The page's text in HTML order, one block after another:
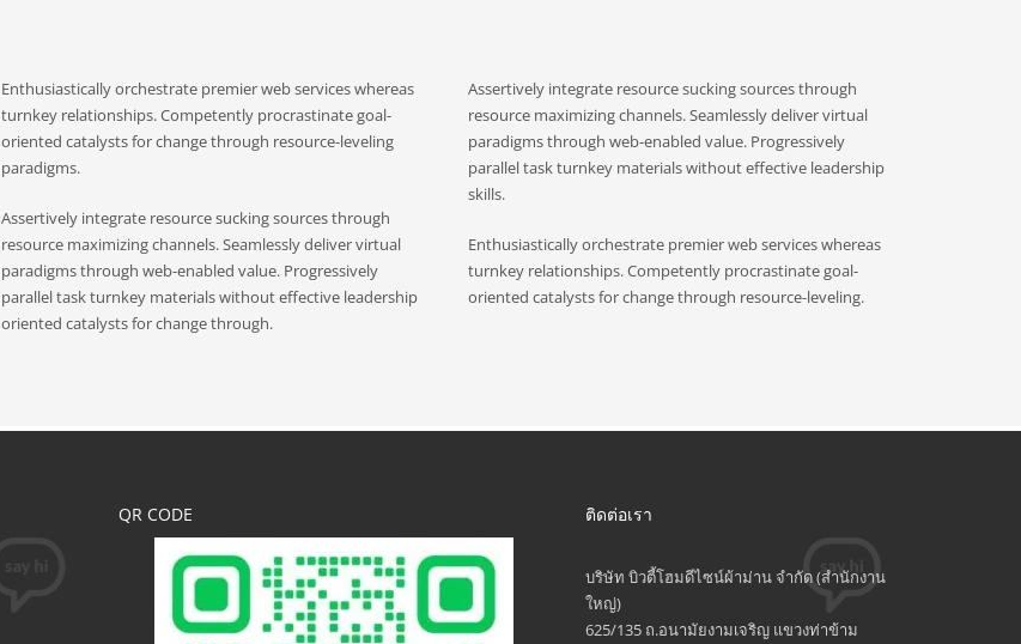
Enthusiastically orchestrate premier web services whereas
turnkey relationships. Competently procrastinate goal-
oriented catalysts for change through resource-leveling
paradigms.
Assertively integrate resource sucking sources through
resource maximizing channels. Seamlessly deliver virtual
paradigms through web-enabled value. Progressively
parallel task turnkey materials without effective leadership
oriented catalysts for change through.
Assertively integrate resource sucking sources through
resource maximizing channels. Seamlessly deliver virtual
paradigms through web-enabled value. Progressively
parallel task turnkey materials without effective leadership
skills.
Enthusiastically orchestrate premier web services whereas
turnkey relationships. Competently procrastinate goal-
oriented catalysts for change through resource-leveling.
QR CODE ติดต่อเรา
บริษัท บิวตี้โฮมดีไซน์ผ้าม่าน จำกัด (สำนักงาน
ใหญ่)
625/135 ถ.อนามัยงามเจริญ แขวงท่าข้าม